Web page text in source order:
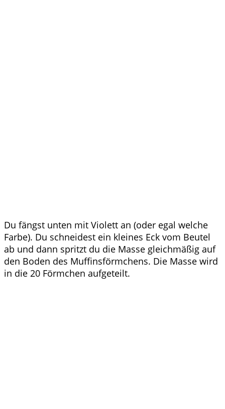
Du fängst unten mit Violett an (oder egal welche
Farbe). Du schneidest ein kleines Eck vom Beutel
ab und dann spritzt du die Masse gleichmäßig auf
den Boden des Muffinsförmchens. Die Masse wird
in die 20 Förmchen aufgeteilt.